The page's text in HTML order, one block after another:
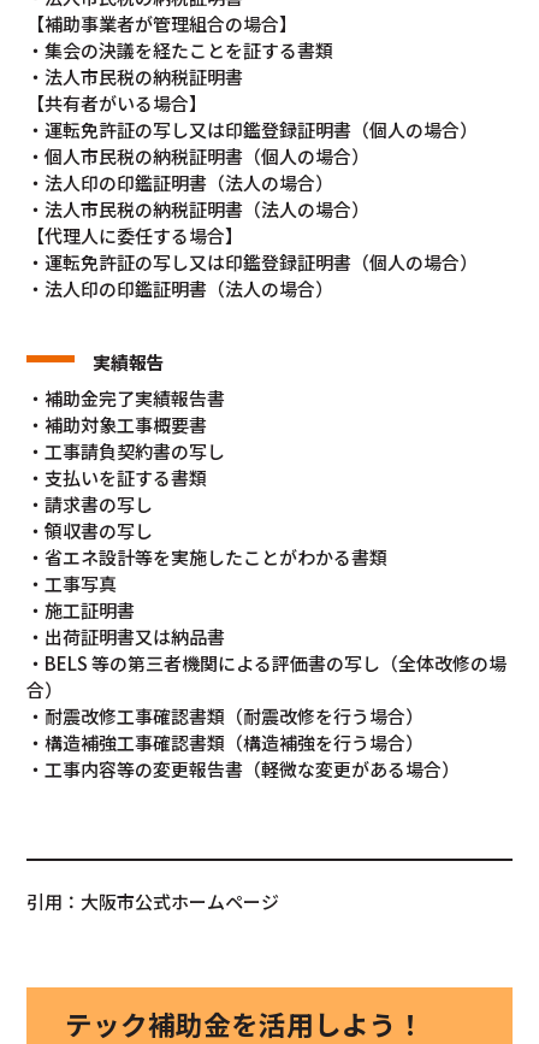
【補助事業者が管理組合の場合】
・集会の決議を経たことを証する書類
・法人市民税の納税証明書
【共有者がいる場合】
・運転免許証の写し又は印鑑登録証明書（個人の場合）
・個人市民税の納税証明書（個人の場合）
・法人印の印鑑証明書（法人の場合）
・法人市民税の納税証明書（法人の場合）
【代理人に委任する場合】
・運転免許証の写し又は印鑑登録証明書（個人の場合）
・法人印の印鑑証明書（法人の場合）
実績報告
・補助金完了実績報告書
・補助対象工事概要書
・工事請負契約書の写し
・支払いを証する書類
・請求書の写し
・領収書の写し
・省エネ設計等を実施したことがわかる書類
・工事写真
・施工証明書
・出荷証明書又は納品書
・BELS 等の第三者機関による評価書の写し（全体改修の場
合）
・耐震改修工事確認書類（耐震改修を行う場合）
・構造補強工事確認書類（構造補強を行う場合）
・工事内容等の変更報告書（軽微な変更がある場合）
引用：大阪市公式ホームページ
テック補助金を活用しよう！